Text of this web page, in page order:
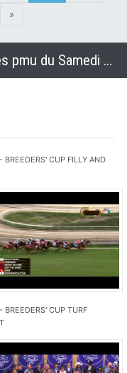
»
Résultats et vidéos des courses pmu du Samedi 1 novembre 2014
- BREEDERS' CUP FILLY AND
- BREEDERS' CUP TURF